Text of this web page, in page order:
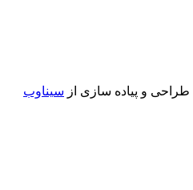
طراحی و پیاده سازی از سیناوب